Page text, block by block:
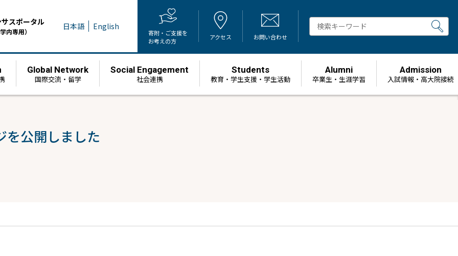
スポータル
学内専用） 日本語 English
寄附・ご支援を
お考えの方
アクセス お問い合わせ
Global Network
国際交流・留学
Social Engagement
社会連携
Students
教育・学生支援・学生活動
Alumni
卒業生・生涯学習
Admission
⼊試情報・高大院接続
を公開しました